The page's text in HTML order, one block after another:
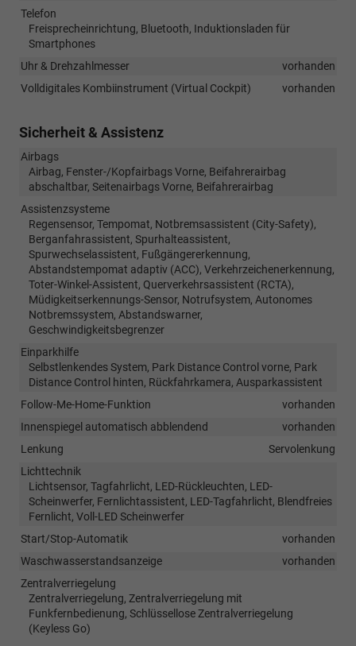
Telefon
Freisprecheinrichtung, Bluetooth, Induktionsladen für
Smartphones
Uhr & Drehzahlmesser
vorhanden
Volldigitales Kombiinstrument (Virtual Cockpit)
vorhanden
Sicherheit & Assistenz
Airbags
Airbag, Fenster-/Kopfairbags Vorne, Beifahrerairbag
abschaltbar, Seitenairbags Vorne, Beifahrerairbag
Assistenzsysteme
Regensensor, Tempomat, Notbremsassistent (City-Safety),
Berganfahrassistent, Spurhalteassistent,
Spurwechselassistent, Fußgängererkennung,
Abstandstempomat adaptiv (ACC), Verkehrzeichenerkennung,
Toter-Winkel-Assistent, Querverkehrsassistent (RCTA),
Müdigkeitserkennungs-Sensor, Notrufsystem, Autonomes
Notbremssystem, Abstandswarner,
Geschwindigkeitsbegrenzer
Einparkhilfe
Selbstlenkendes System, Park Distance Control vorne, Park
Distance Control hinten, Rückfahrkamera, Ausparkassistent
Follow-Me-Home-Funktion
vorhanden
Innenspiegel automatisch abblendend
vorhanden
Lenkung
Servolenkung
Lichttechnik
Lichtsensor, Tagfahrlicht, LED-Rückleuchten, LED-
Scheinwerfer, Fernlichtassistent, LED-Tagfahrlicht, Blendfreies
Fernlicht, Voll-LED Scheinwerfer
Start/Stop-Automatik
vorhanden
Waschwasserstandsanzeige
vorhanden
Zentralverriegelung
Zentralverriegelung, Zentralverriegelung mit
Funkfernbedienung, Schlüssellose Zentralverriegelung
(Keyless Go)